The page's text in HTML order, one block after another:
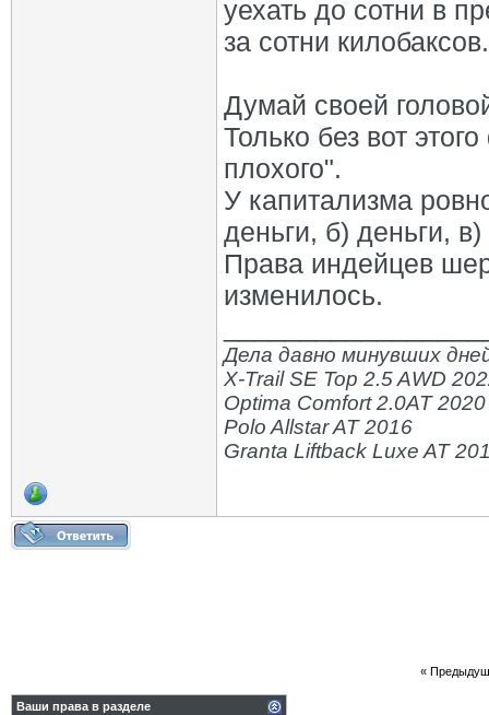
уехать до сотни в
за сотни килобаксов.
Думай своей
Только без вот
плохого".
У капитализма
деньги, б) деньги, в)
Права индейцев
изменилось.
Дела давно минувших
X-Trail SE Top 2.5 AWD
Optima Comfort 2.0AT 2020
Polo Allstar AT 2016
Granta Liftback Luxe AT
«
Ваши права в разделе